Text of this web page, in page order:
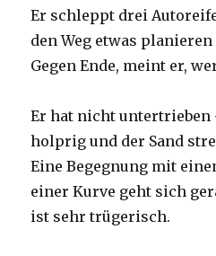
Er schleppt drei
den Weg etwas
Gegen Ende, meint er,
Er hat nicht untertrieben
holprig und der Sand
Eine Begegnung mit
einer Kurve geht sich
ist sehr trügerisch.